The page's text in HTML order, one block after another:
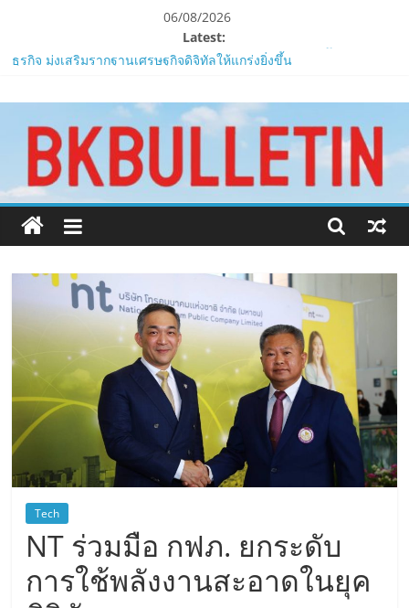
content
06/08/2026
Latest:
ZTE จับมือ AIS อัปเกรด Backbone Networkสำหรับภาครัฐและองค์กร
Biodiversity & Bioeconomy Forum 2026เดินหน้าขับเคลื่อน
นโยบาย Nature Positive สู่เศรษฐกิจชีวภาพที่ยั่งยืน
ห้ามพลาด! Smilegate เปิดตัว ‘เฮเลนา’ เซิร์ฟเวอร์ใหม่ของ
LORDNINE 29 ก.ค. นี้
LORDNINE ครบรอบ 1 ปี! Smilegate เปิด “Helena” เซิร์ฟฯ ใหม่
พร้อมอาวุธเคียวและศึกกิลด์-PvP เดือดครึ่งปีหลัง 2026
Smilegate ฉลองครบรอบ 1 ปี “Lordnine”เปิดตัวเซิร์ฟใหม่ ‘Helena’
เสนอ
ข่าว
ครบ
ทุก
Tech
NT ร่วมมือ กฟภ. ยกระดับ
การใช้พลังงานสะอาดในยุค